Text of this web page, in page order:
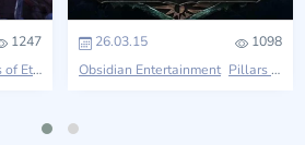
1247
26.03.15
1098
Obsidian Entertainment Pillars of Eternity